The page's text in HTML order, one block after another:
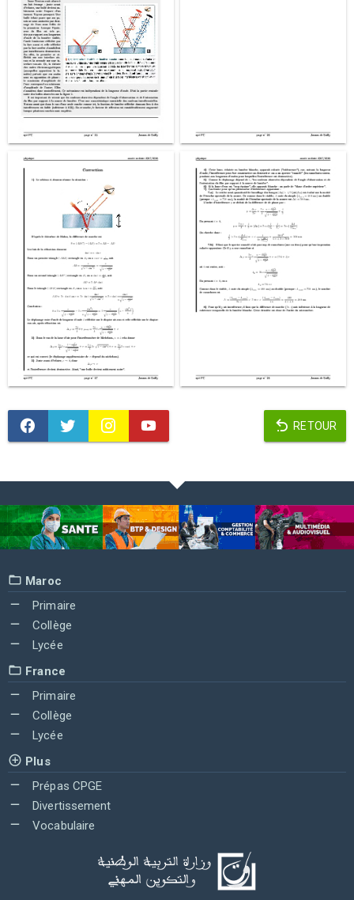
RETOUR
Maroc
Primaire
Collège
Lycée
France
Primaire
Collège
Lycée
Plus
Prépas CPGE
Divertissement
Vocabulaire